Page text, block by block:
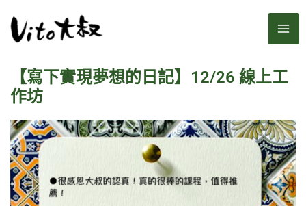
至
【寫下實現夢想的日記】12/26 線上工
作坊